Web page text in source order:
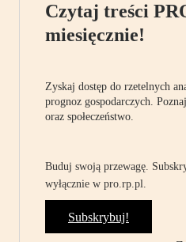
Czytaj treści
miesięcznie!
Zyskaj dostęp do rzetelnych
prognoz gospodarczych.
oraz społeczeństwo.
Buduj swoją przewagę.
wyłącznie w pro.rp.pl.
Subskrybuj!